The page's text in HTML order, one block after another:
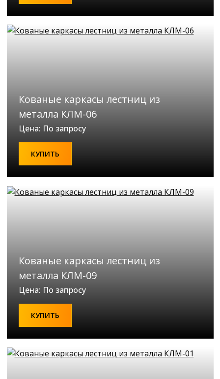
Кованые каркасы лестниц из
металла КЛМ-06
Цена: По запросу
КУПИТЬ
Кованые каркасы лестниц из
металла КЛМ-09
Цена: По запросу
КУПИТЬ